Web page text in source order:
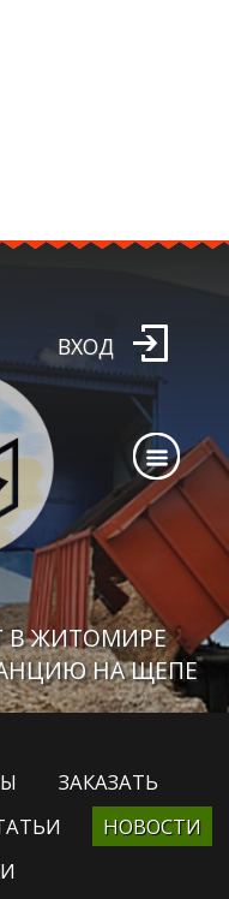
В ЖИТОМИРЕ
​​НА ЩЕПЕ
ВХОД
ЗАКАЗАТЬ
НОВОСТИ